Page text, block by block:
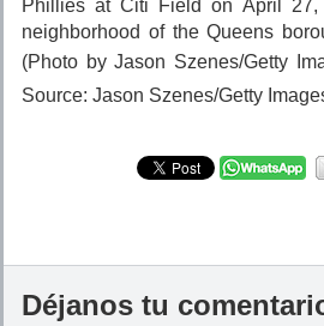
Phillies at Citi Field on April
neighborhood of the Queens
(Photo by Jason Szenes/Getty
Source: Jason Szenes/Getty
Déjanos tu